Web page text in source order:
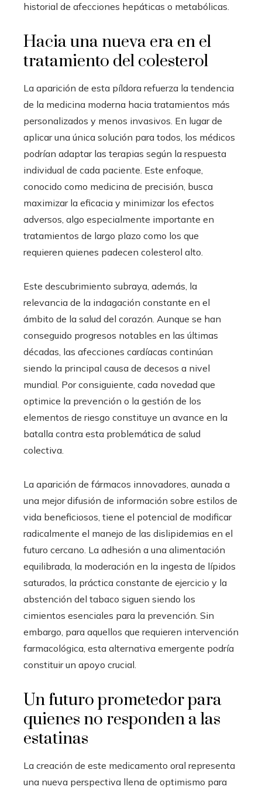
historial de afecciones hepáticas o metabólicas.
Hacia una nueva era en el
tratamiento del colesterol
La aparición de esta píldora refuerza la tendencia
de la medicina moderna hacia tratamientos más
personalizados y menos invasivos. En lugar de
aplicar una única solución para todos, los médicos
podrían adaptar las terapias según la respuesta
individual de cada paciente. Este enfoque,
conocido como medicina de precisión, busca
maximizar la eficacia y minimizar los efectos
adversos, algo especialmente importante en
tratamientos de largo plazo como los que
requieren quienes padecen colesterol alto.
Este descubrimiento subraya, además, la
relevancia de la indagación constante en el
ámbito de la salud del corazón. Aunque se han
conseguido progresos notables en las últimas
décadas, las afecciones cardíacas continúan
siendo la principal causa de decesos a nivel
mundial. Por consiguiente, cada novedad que
optimice la prevención o la gestión de los
elementos de riesgo constituye un avance en la
batalla contra esta problemática de salud
colectiva.
La aparición de fármacos innovadores, aunada a
una mejor difusión de información sobre estilos de
vida beneficiosos, tiene el potencial de modificar
radicalmente el manejo de las dislipidemias en el
futuro cercano. La adhesión a una alimentación
equilibrada, la moderación en la ingesta de lípidos
saturados, la práctica constante de ejercicio y la
abstención del tabaco siguen siendo los
cimientos esenciales para la prevención. Sin
embargo, para aquellos que requieren intervención
farmacológica, esta alternativa emergente podría
constituir un apoyo crucial.
Un futuro prometedor para
quienes no responden a las
estatinas
La creación de este medicamento oral representa
una nueva perspectiva llena de optimismo para